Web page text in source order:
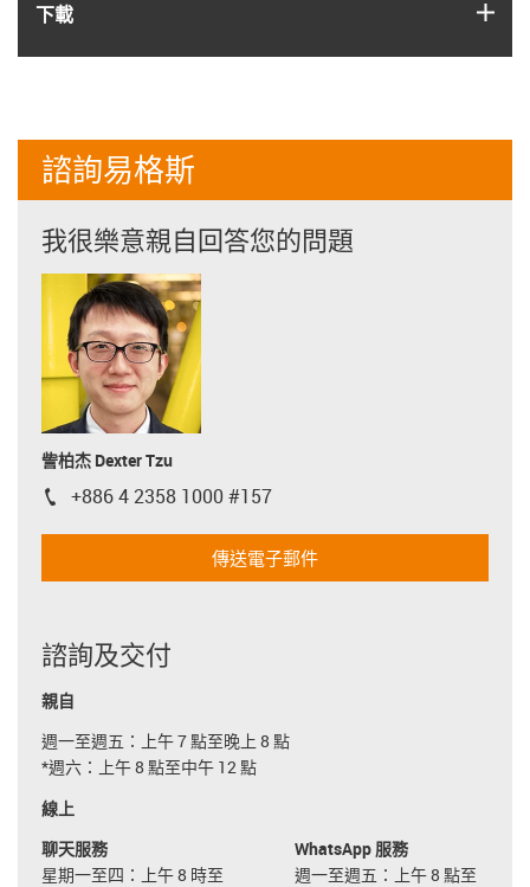
下載
諮詢易格斯
我很樂意親自回答您的問題
訾柏杰 Dexter Tzu
igus-icon-phone
+886 4 2358 1000 #157
傳送電子郵件
諮詢及交付
親自
週一至週五：上午 7 點至晚上 8 點
*週六：上午 8 點至中午 12 點
線上
聊天服務
星期一至四：上午 8 時至
WhatsApp 服務
週一至週五：上午 8 點至